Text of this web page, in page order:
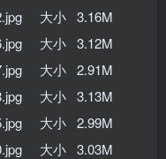
大小 3.16M
大小 3.12M
大小 2.91M
大小 3.13M
大小 2.99M
大小 3.03M